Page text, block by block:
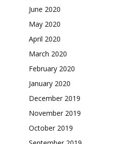
June 2020
May 2020
April 2020
March 2020
February 2020
January 2020
December 2019
November 2019
October 2019